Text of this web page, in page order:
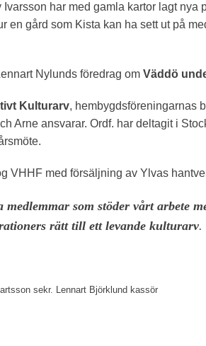
har med gamla kartor lagt nya
en gård som Kista kan ha sett ut på
Nylunds föredrag om Väddö
Kulturarv, hembygdsföreningarnas
Arne ansvarar. Ordf. har deltagit i
VHHF med försäljning av Ylvas
som stöder vårt arbete
rätt till ett levande kulturarv.
sekr. Lennart Björklund kassör